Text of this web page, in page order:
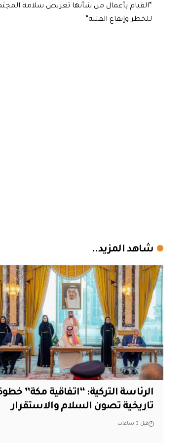
“القيام بأعمال من شأنها تعريض سلامة
للخطر وإيقاع الفتنة”
شاهد المزيد..
الرئاسة التركية: “اتفاقية مكة”
تاريخية تصون السلام والاستقرار
قبل 3 ساعات